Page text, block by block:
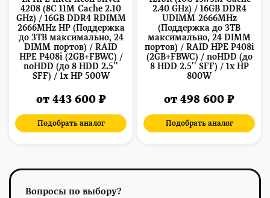
4208 (8C 11M Cache 2.10
GHz) / 16GB DDR4 RDIMM
2666MHz HP (Поддержка
до 3TB максимально, 24
DIMM портов) / RAID
HPE P408i (2GB+FBWC) /
noHDD (до 8 HDD 2.5''
SFF) / 1x HP 500W
от 443 600 ₽
Подобрать аналог
2.40 GHz) / 16GB DDR4
UDIMM 2666MHz
(Поддержка до 3TB
максимально, 24 DIMM
портов) / RAID HPE P408i
(2GB+FBWC) / noHDD (до
8 HDD 2.5'' SFF) / 1x HP
800W
от 498 600 ₽
Подобрать аналог
Вопросы по выбору?